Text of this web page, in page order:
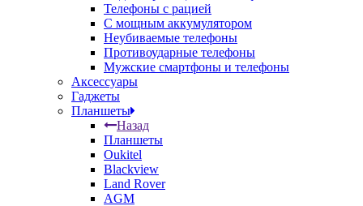
Телефоны с рацией
С мощным аккумулятором
Неубиваемые телефоны
Противоударные телефоны
Мужские смартфоны и телефоны
Аксессуары
Гаджеты
Планшеты
Назад
Планшеты
Oukitel
Blackview
Land Rover
AGM